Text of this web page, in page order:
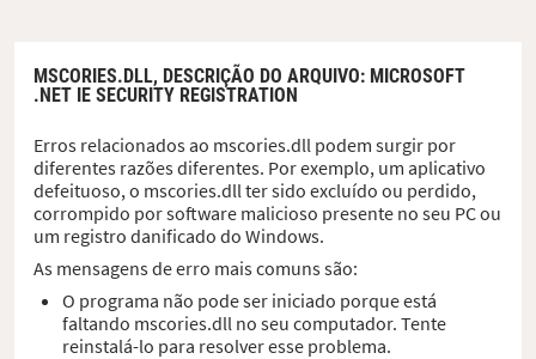
MSCORIES.DLL, DESCRIÇÃO DO ARQUIVO: MICROSOFT
.NET IE SECURITY REGISTRATION
Erros relacionados ao mscories.dll podem surgir por
diferentes razões diferentes. Por exemplo, um aplicativo
defeituoso, o mscories.dll ter sido excluído ou perdido,
corrompido por software malicioso presente no seu PC ou
um registro danificado do Windows.
As mensagens de erro mais comuns são:
O programa não pode ser iniciado porque está
faltando mscories.dll no seu computador. Tente
reinstalá-lo para resolver esse problema.